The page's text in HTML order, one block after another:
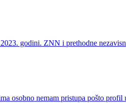
godini. ZNN i prethodne
osobno nemam pristupa pošto